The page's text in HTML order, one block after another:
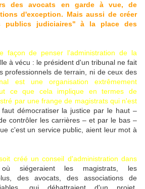
des avocats en garde à vue, de
d'exception. Mais aussi de créer
publics judiciaires" à la place des
façon de penser l'administration de la
à vécu : le président d'un tribunal ne fait
professionnels de terrain, ni de ceux des
est une organisation extrêmement
ce que cela implique en termes de
par une frange de magistrats qui n'est
faut démocratiser la justice par le haut –
contrôler les carrières – et par le bas –
c'est un service public, aient leur mot à
créé un conseil d'administration dans
siégeraient les magistrats, les
des avocats, des associations de